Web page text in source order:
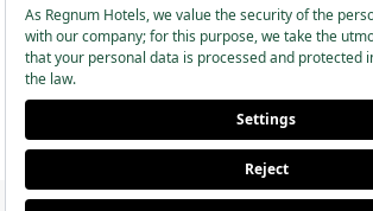
2026 ® Regnum Hotels. Все права защищены.
Политика в отношении
файлов cookie
Главная